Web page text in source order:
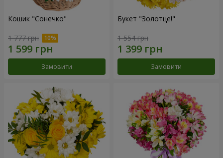
Кошик "Сонечко"
1 777 грн
Замовити
Букет "Золотце!"
1 554 грн
Замовити